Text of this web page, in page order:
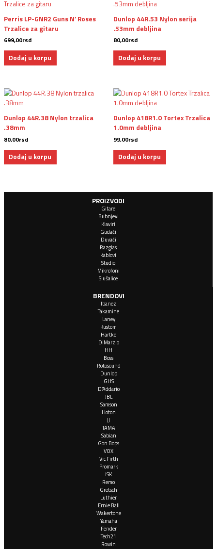
Perris LP-GNR2 Guns N’ Roses
Trzalice za gitaru
699,00rsd
Dodaj u korpu
Dunlop 44R.53 Nylon serija
.53mm debljina
80,00rsd
Dodaj u korpu
Dunlop 44R.38 Nylon trzalica
.38mm
80,00rsd
Dodaj u korpu
Dunlop 418R1.0 Tortex Trzalica
1.0mm debljina
99,00rsd
Dodaj u korpu
PROIZVODI
Gitare
Bubnjevi
Klaviri
Gudači
Duvači
Razglas
Kablovi
Studio
Mikrofoni
Slušalice
BRENDOVI
Ibanez
Takamine
Laney
Kustom
Hartke
DiMarzio
HH
Boss
Rotosound
Dunlop
GHS
D’Addario
JBL
Samson
Hoton
JJ
TAMA
Sabian
Gon Bops
VOX
Vic Firth
Promark
ISK
Remo
Gretsch
Luthier
Ernie Ball
Wakertone
Yamaha
Fender
Tech21
Rowin